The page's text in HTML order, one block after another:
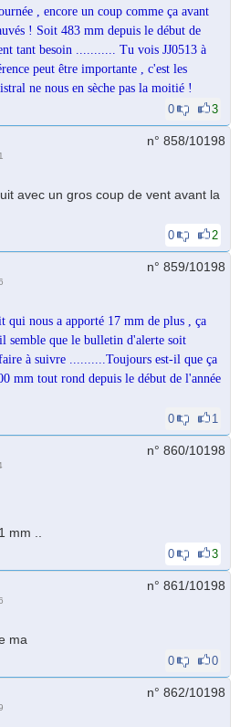
, encore un coup comme ça avant
! Soit 483 mm depuis le début de
tant besoin ........... Tu vois JJ0513 à
peut être importante , c'est les
ne nous en sèche pas la moitié !
0
3
n° 858/10198
avec un gros coup de vent avant la
0 2
n° 859/10198
qui nous a apporté 17 mm de plus , ça
semble que le bulletin d'alerte soit
à suivre ..........Toujours est-il que ça
mm tout rond depuis le début de l'année
0
1
n° 860/10198
mm ..
0 3
n° 861/10198
ma
0 0
n° 862/10198